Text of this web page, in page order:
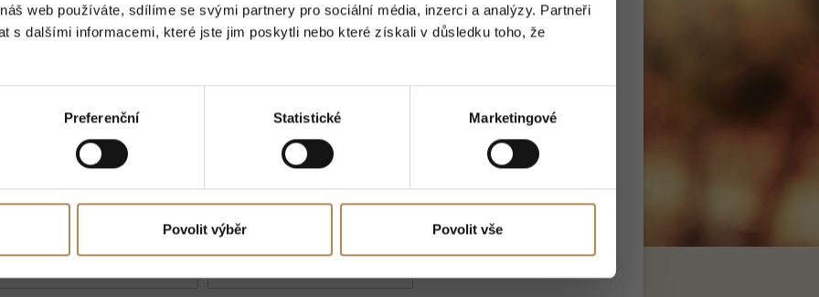
web používáte, sdílíme se svými partnery pro sociální média, inzerci a analýzy. Partneři
s dalšími informacemi, které jste jim poskytli nebo které získali v důsledku toho, že
Preferenční Statistické Marketingové
Povolit výběr Povolit vše
Detail produktu
249 Kč
Detail produktu